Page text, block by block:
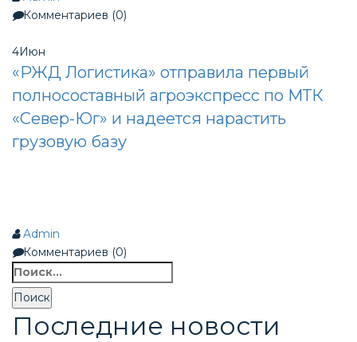
Комментариев (0)
4Июн
«РЖД Логистика» отправила первый
полносоставный агроэкспресс по МТК
«Север-Юг» и надеется нарастить
грузовую базу
Admin
Комментариев (0)
Найти:
Последние новости